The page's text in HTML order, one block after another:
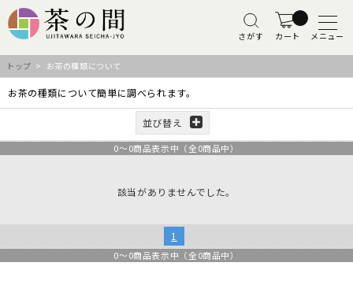
さがす カート メニュー
トップ > お茶の種類について
お茶の種類について簡単に調べられます。
並び替え
0～0商品表示中（全0商品中）
該当がありませんでした。
1
0～0商品表示中（全0商品中）